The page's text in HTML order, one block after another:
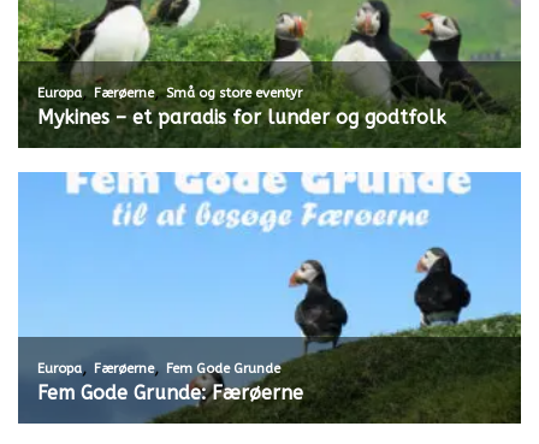
Europa,Færøerne,Små og store eventyr
Mykines – et paradis for lunder og godtfolk
Europa, Færøerne, Fem Gode Grunde
Fem Gode Grunde: Færøerne